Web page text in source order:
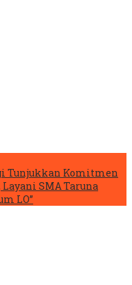
Tunjukkan Komitmen
SMA Taruna
LO”